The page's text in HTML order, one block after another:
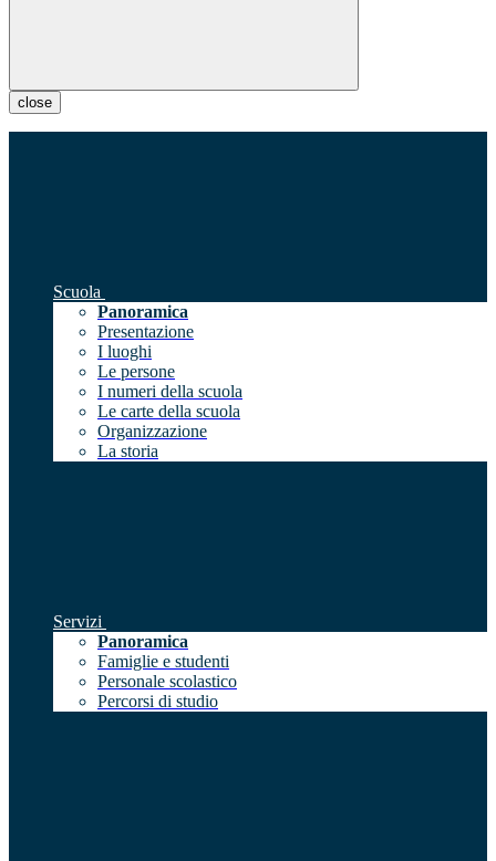
close
Scuola
Panoramica
Presentazione
I luoghi
Le persone
I numeri della scuola
Le carte della scuola
Organizzazione
La storia
Servizi
Panoramica
Famiglie e studenti
Personale scolastico
Percorsi di studio